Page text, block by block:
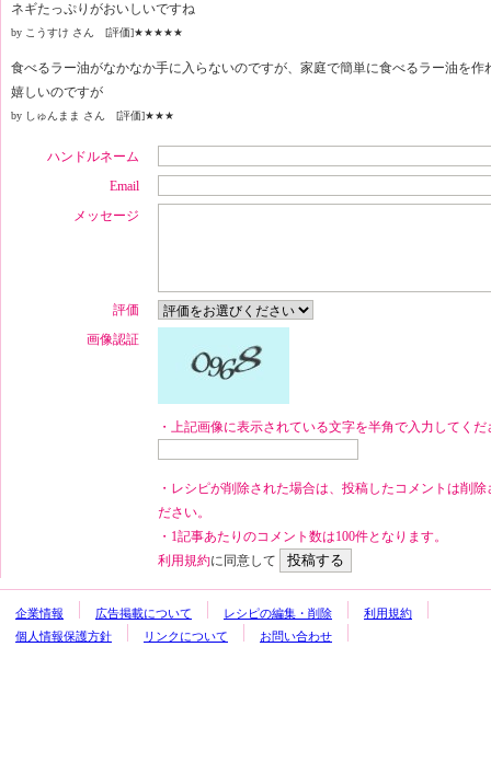
ネギたっぷりがおいしいですね
by こうすけ さん [評価]★★★★★
食べるラー油がなかなか手に入らないのですが、家庭で簡単に食べるラー油を作
嬉しいのですが
by しゅんまま さん [評価]★★★
ハンドルネーム
Email
メッセージ
評価
画像認証
・上記画像に表示されている文字を半角で入力してくだ
・レシピが削除された場合は、投稿したコメントは削
ださい。
・1記事あたりのコメント数は100件となります。
利用規約に同意して
企業情報 広告掲載について レシピの編集・削除
利用規約
個人情報保護方針
リンクについて お問い合わせ